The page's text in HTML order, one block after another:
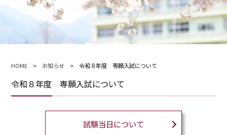
HOME > お知らせ > 令和８年度 専願入試について
令和８年度 専願入試について
試験当日について